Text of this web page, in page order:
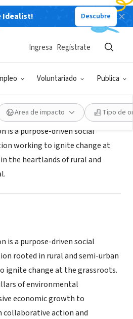
Idealist! Descubre
Voluntariado Publica
Ingresa Regístrate
Área de impacto Tipo de
DE LUCRO
is a purpose-driven social
working to ignite change at
the heartlands of rural and
is a purpose-driven social
rooted in rural and semi-urban
ignite change at the grassroots.
of environmental
economic growth to
action and